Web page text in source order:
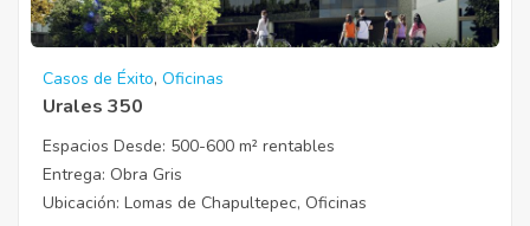
Casos de Éxito, Oficinas
Urales 350
Espacios Desde: 500-600 m² rentables
Entrega: Obra Gris
Ubicación: Lomas de Chapultepec, Oficinas